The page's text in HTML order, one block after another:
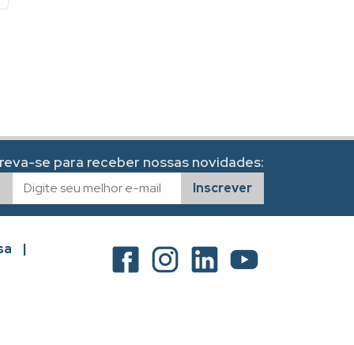
se para receber nossas novidades:
Inscrever
|